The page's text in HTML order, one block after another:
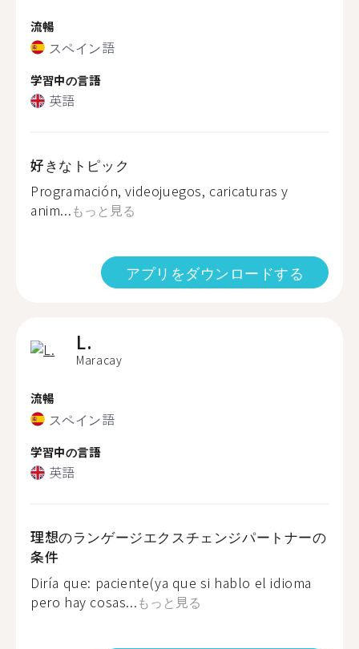
流暢
スペイン語
学習中の言語
英語
好きなトピック
Programación, videojuegos, caricaturas y
anim...もっと見る
アプリをダウンロードする
L.
Maracay
流暢
スペイン語
学習中の言語
英語
理想のランゲージエクスチェンジパートナーの
条件
Diría que: paciente(ya que si hablo el idioma
pero hay cosas...もっと見る